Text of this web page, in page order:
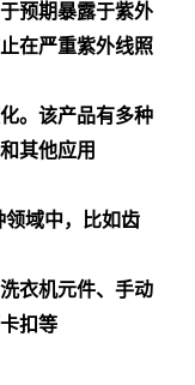
预期暴露于紫外
在严重紫外线照
。该产品有多种
其他应用
域中，比如齿
衣机元件、手动
扣等